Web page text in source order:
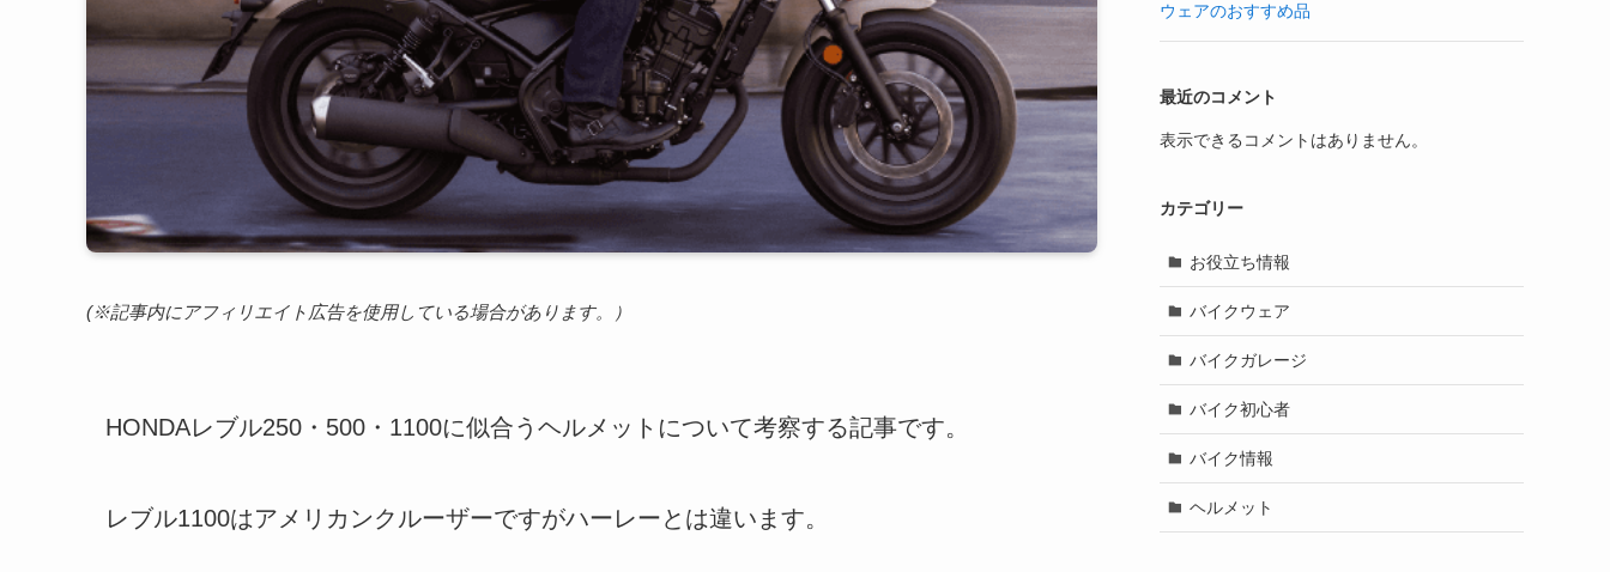
(※記事内にアフィリエイト広告を使用している場合があります。）
HONDAレブル250・500・1100に似合うヘルメットについて考察する記事です。
レブル1100はアメリカンクルーザーですがハーレーとは違います。
ウェアのおすすめ品
最近のコメント
表示できるコメントはありません。
カテゴリー
お役立ち情報
バイクウェア
バイクガレージ
バイク初心者
バイク情報
ヘルメット